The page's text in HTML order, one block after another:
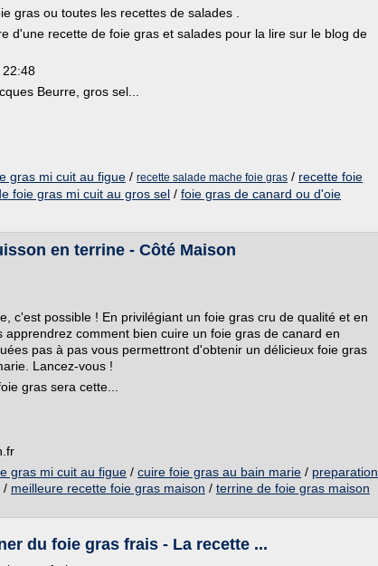
gras ou toutes les recettes de salades .
d'une recette de foie gras et salades pour la lire sur le blog de
Beurre, gros sel...
gras mi cuit au figue / recette salade mache foie gras / recette foie
foie gras mi cuit au gros sel / foie gras de canard ou d'oie
en terrine - Côté Maison
c'est possible ! En privilégiant un foie gras cru de qualité et en
apprendrez comment bien cuire un foie gras de canard en
pas à pas vous permettront d'obtenir un délicieux foie gras
Lancez-vous !
gras sera cette...
gras mi cuit au figue / cuire foie gras au bain marie / preparation
/ meilleure recette foie gras maison / terrine de foie gras maison
du foie gras frais - La recette ...